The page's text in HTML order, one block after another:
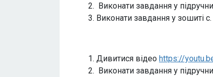
Виконати завдання у
Виконати завдання у зошиті
Дивитися відео https://
Виконати завдання у